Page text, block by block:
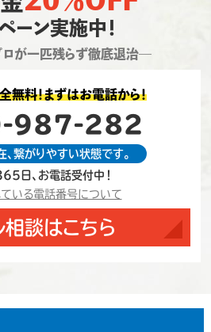
ーン実施中！
が一匹残らず徹底退治―
無料！まずはお電話から！
987-282
繋がりやすい状態です。
日、お電話受付中！
いる電話番号について
相談はこちら